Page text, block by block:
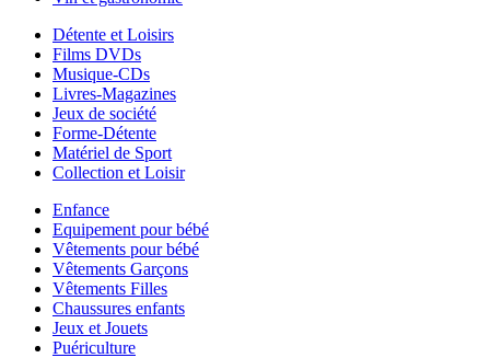
Détente et Loisirs
Films DVDs
Musique-CDs
Livres-Magazines
Jeux de société
Forme-Détente
Matériel de Sport
Collection et Loisir
Enfance
Equipement pour bébé
Vêtements pour bébé
Vêtements Garçons
Vêtements Filles
Chaussures enfants
Jeux et Jouets
Puériculture